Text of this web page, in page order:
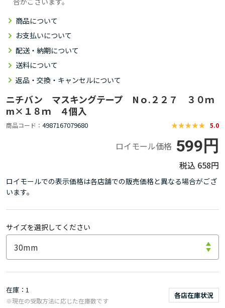
商品について
お支払いについて
配送・納期について
送料について
返品・交換・キャンセルについて
ニチバン マスキングテープ Nｏ.２２７ ３０ｍ
m×１８ｍ ４個入
商品コード 4987167079680 5.0
ロイモール価格 599円
658円
ロイモールでの表示価格は各店舗での販売価格と異なる場合がござ
います。
サイズを選択してください
在庫 1
各店在庫状況
※現在の受取方法に応じた在庫数です